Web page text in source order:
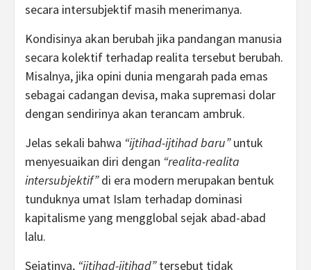
secara intersubjektif masih menerimanya.
Kondisinya akan berubah jika pandangan manusia
secara kolektif terhadap realita tersebut berubah.
Misalnya, jika opini dunia mengarah pada emas
sebagai cadangan devisa, maka supremasi dolar
dengan sendirinya akan terancam ambruk.
Jelas sekali bahwa “ijtihad-ijtihad baru”untuk
menyesuaikan diri dengan “realita-realita
intersubjektif”di era modern merupakan bentuk
tunduknya umat Islam terhadap dominasi
kapitalisme yang mengglobal sejak abad-abad
lalu.
Sejatinya, “ijtihad-ijtihad”tersebut tidak